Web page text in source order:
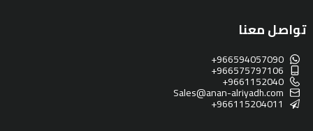
تواصل معنا
+966594057090
+966575797106
+9661152040
Sales@anan-alriyadh.com
+966115204011